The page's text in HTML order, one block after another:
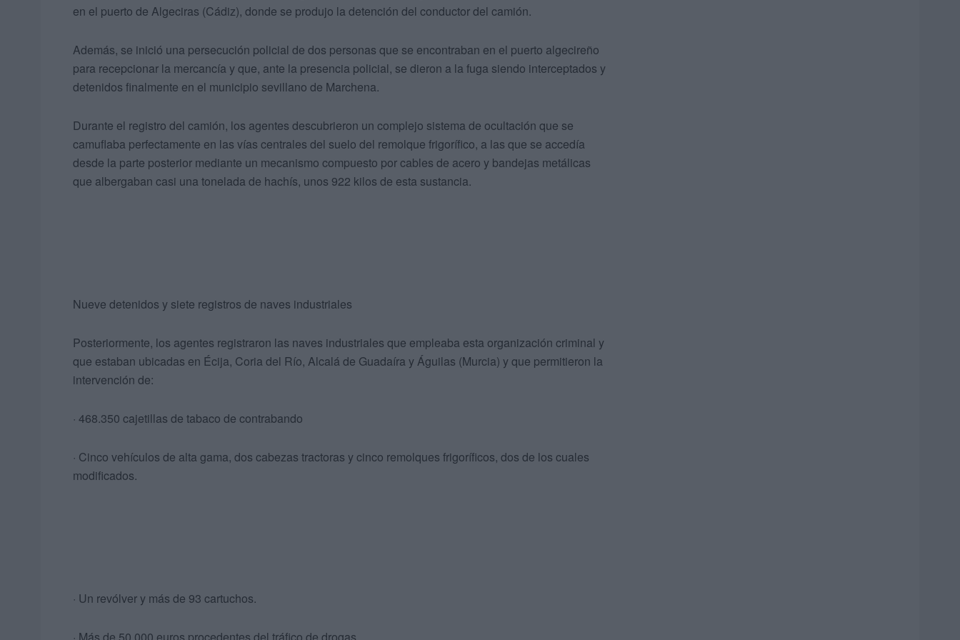
en el puerto de Algeciras (Cádiz), donde se produjo la detención del conductor del camión.
Además, se inició una persecución policial de dos personas que se encontraban en el puerto algecireño
para recepcionar la mercancía y que, ante la presencia policial, se dieron a la fuga siendo interceptados y
detenidos finalmente en el municipio sevillano de Marchena.
Durante el registro del camión, los agentes descubrieron un complejo sistema de ocultación que se
camuflaba perfectamente en las vías centrales del suelo del remolque frigorífico, a las que se accedía
desde la parte posterior mediante un mecanismo compuesto por cables de acero y bandejas metálicas
que albergaban casi una tonelada de hachís, unos 922 kilos de esta sustancia.
Nueve detenidos y siete registros de naves industriales
Posteriormente, los agentes registraron las naves industriales que empleaba esta organización criminal y
que estaban ubicadas en Écija, Coria del Río, Alcalá de Guadaíra y Águilas (Murcia) y que permitieron la
intervención de:
· 468.350 cajetillas de tabaco de contrabando
· Cinco vehículos de alta gama, dos cabezas tractoras y cinco remolques frigoríficos, dos de los cuales
modificados.
· Un revólver y más de 93 cartuchos.